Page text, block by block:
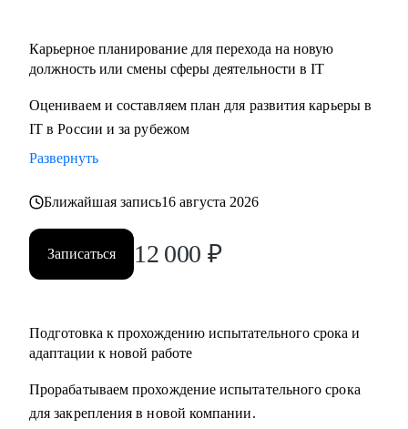
Карьерное планирование для перехода на новую
должность или смены сферы деятельности в IT
Оцениваем и составляем план для развития карьеры в
IT в России и за рубежом
Развернуть
Ближайшая запись16 августа 2026
Записаться 12 000 ₽
Подготовка к прохождению испытательного срока и
адаптации к новой работе
Прорабатываем прохождение испытательного срока
для закрепления в новой компании.